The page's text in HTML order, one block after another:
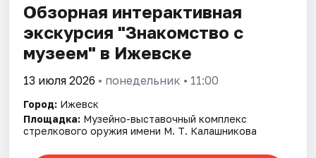
Артисты
Рейтинги
Обзорная интерактивная
экскурсия "Знакомство с
музеем" в Ижевске
13 июля 2026 • понедельник • 11:00
Город: Ижевск
Площадка: Музейно-выставочный комплекс
стрелкового оружия имени М. Т. Калашникова